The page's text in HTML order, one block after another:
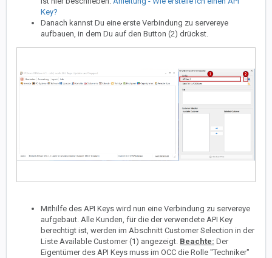
Key?
Danach kannst Du eine erste Verbindung zu servereye
aufbauen, in dem Du auf den Button (2) drückst.
Mithilfe des API Keys wird nun eine Verbindung zu servereye
aufgebaut. Alle Kunden, für die der verwendete API Key
berechtigt ist, werden im Abschnitt Customer Selection in der
Liste Available Customer (1) angezeigt. Beachte: Der
Eigentümer des API Keys muss im OCC die Rolle "Techniker"